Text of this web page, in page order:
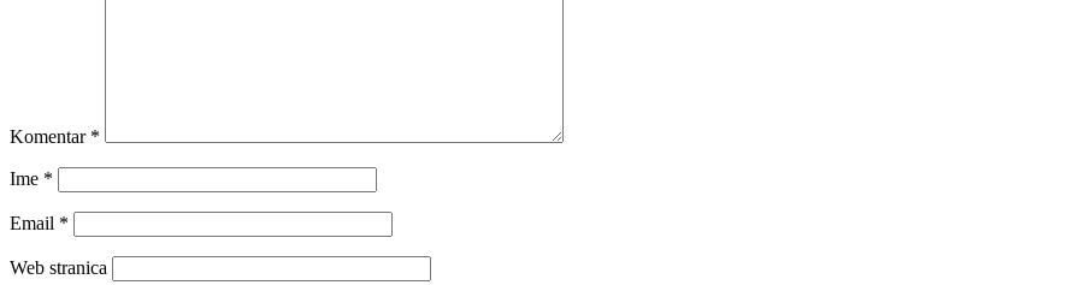
Komentar *
Ime *
Email *
Web stranica